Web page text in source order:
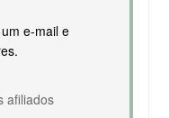
e-mail e
afiliados